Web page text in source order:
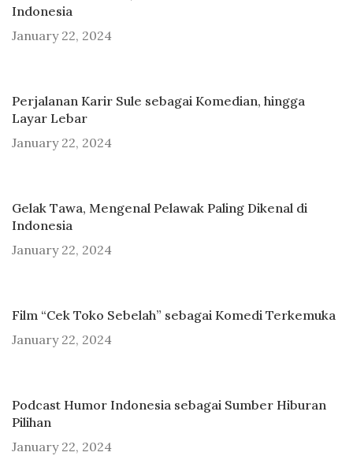
Indonesia
January 22, 2024
Perjalanan Karir Sule sebagai Komedian, hingga
Layar Lebar
January 22, 2024
Gelak Tawa, Mengenal Pelawak Paling Dikenal di
Indonesia
January 22, 2024
Film “Cek Toko Sebelah” sebagai Komedi Terkemuka
January 22, 2024
Podcast Humor Indonesia sebagai Sumber Hiburan
Pilihan
January 22, 2024